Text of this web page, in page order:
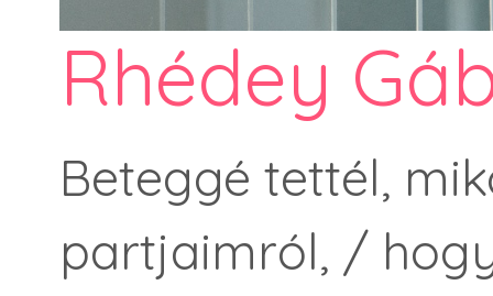
Rhédey
Beteggé tettél,
partjaimról, /